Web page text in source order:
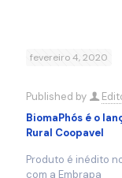
fevereiro 4, 2020
Published by
BiomaPhós é o
Rural Coopavel
Produto é inédito
com a Embrapa